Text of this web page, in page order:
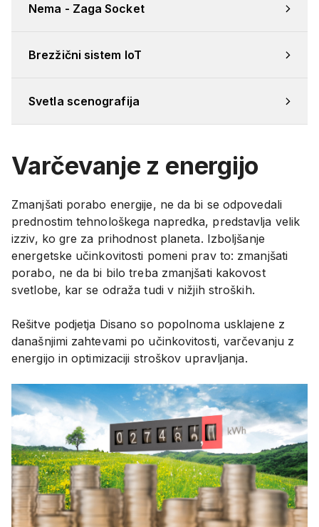
Nema - Zaga Socket
Brezžični sistem IoT
Svetla scenografija
Varčevanje z energijo
Zmanjšati porabo energije, ne da bi se odpovedali
prednostim tehnološkega napredka, predstavlja velik
izziv, ko gre za prihodnost planeta. Izboljšanje
energetske učinkovitosti pomeni prav to: zmanjšati
porabo, ne da bi bilo treba zmanjšati kakovost
svetlobe, kar se odraža tudi v nižjih stroških.
Rešitve podjetja Disano so popolnoma usklajene z
današnjimi zahtevami po učinkovitosti, varčevanju z
energijo in optimizaciji stroškov upravljanja.